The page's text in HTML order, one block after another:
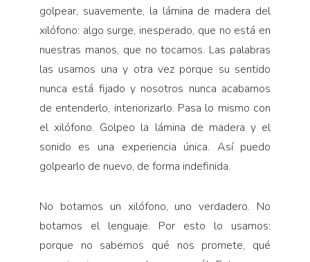
golpear, suavemente, la lámina de madera del
xilófono: algo surge, inesperado, que no está en
nuestras manos, que no tocamos. Las palabras
las usamos una y otra vez porque su sentido
nunca está fijado y nosotros nunca acabamos
de entenderlo, interiorizarlo. Pasa lo mismo con
el xilófono. Golpeo la lámina de madera y el
sonido es una experiencia única. Así puedo
golpearlo de nuevo, de forma indefinida.
No botamos un xilófono, uno verdadero. No
botamos el lenguaje. Por esto lo usamos:
porque no sabemos qué nos promete, qué